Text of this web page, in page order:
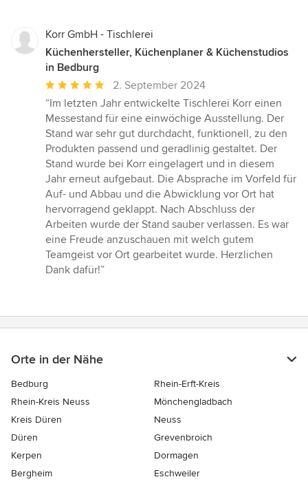
Korr GmbH - Tischlerei
Küchenhersteller, Küchenplaner & Küchenstudios
in Bedburg
Durchschnittliche
Bewertung:
5
von
5
Sternen
2. September 2024
“Im letzten Jahr entwickelte Tischlerei Korr einen
Messestand für eine einwöchige Ausstellung. Der
Stand war sehr gut durchdacht, funktionell, zu den
Produkten passend und geradlinig gestaltet. Der
Stand wurde bei Korr eingelagert und in diesem
Jahr erneut aufgebaut. Die Absprache im Vorfeld für
Auf- und Abbau und die Abwicklung vor Ort hat
hervorragend geklappt. Nach Abschluss der
Arbeiten wurde der Stand sauber verlassen. Es war
eine Freude anzuschauen mit welch gutem
Teamgeist vor Ort gearbeitet wurde. Herzlichen
Dank dafür!”
Orte in der Nähe
Bedburg
Rhein-Erft-Kreis
Rhein-Kreis Neuss
Mönchengladbach
Kreis Düren
Neuss
Düren
Grevenbroich
Kerpen
Dormagen
Bergheim
Eschweiler